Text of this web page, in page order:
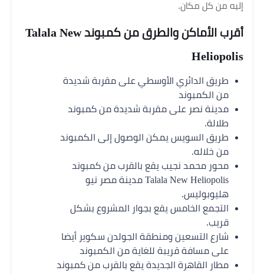
إليه من كل مكان.
أقرب الأماكن والطرق من كمبوند Talala New
Heliopolis
طريق الدائري الأوسطي على مقربة شديدة
من الكمبوند
مدينة نصر على مقربة شديدة من كمبوند
طلالة.
طريق السويس يمكن الوصول إلى الكمبوند
من خلاله.
محور محمد نجيب يقع بالقرب من كمبوند
Talala New Heliopolis مدينة مصر نيو
هليوبوليس.
التجمع الخامس يقع بجوار المشروع بشكل
قريب.
شارع التسعين ومنطقة الجولدن سكوير أيضا
على مسافة قريبة للغاية من الكمبوند
مطار القاهرة الجديدة يقع بالقرب من كمبوند